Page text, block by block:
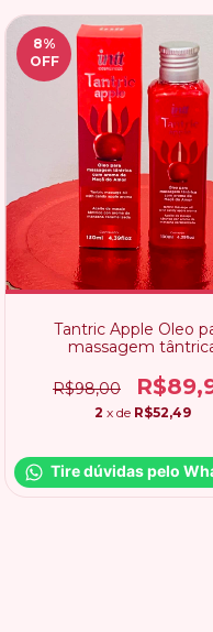
8%
OFF
Tantric Apple Oleo
massagem
R$98,00
2 x de R$52,49
Tire dúvidas pelo